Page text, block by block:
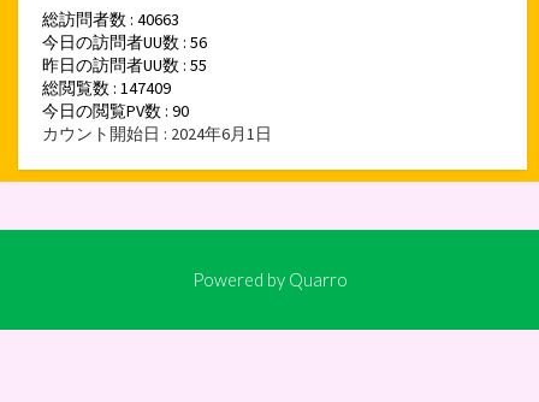
総訪問者数 : 40663
今日の訪問者UU数 : 56
昨日の訪問者UU数 : 55
総閲覧数 : 147409
今日の閲覧PV数 : 90
カウント開始日 : 2024年6月1日
Powered by Quarro